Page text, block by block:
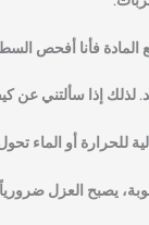
فأنا أفحص
لذلك إذا سألتني عن
للحرارة أو الماء
يصبح العزل ضرورياً